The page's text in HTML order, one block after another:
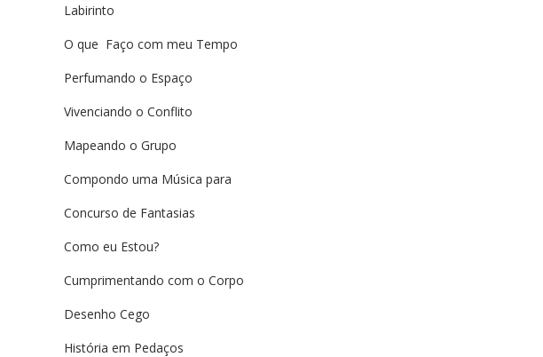
Labirinto
O que Faço com meu Tempo
Perfumando o Espaço
Vivenciando o Conflito
Mapeando o Grupo
Compondo uma Música para
Concurso de Fantasias
Como eu Estou?
Cumprimentando com o Corpo
Desenho Cego
História em Pedaços